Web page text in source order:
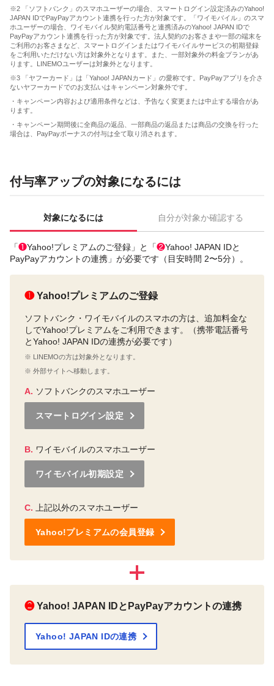
※2 「ソフトバンク」のスマホユーザーの場合、スマートログイン設定済みのYahoo!
JAPAN IDでPayPayアカウント連携を行った方が対象です。「ワイモバイル」のスマ
ホユーザーの場合、ワイモバイル契約電話番号と連携済みのYahoo! JAPAN IDで
PayPayアカウント連携を行った方が対象です。法人契約のお客さまや一部の端末を
ご利用のお客さまなど、スマートログインまたはワイモバイルサービスの初期登録
をご利用いただけない方は対象外となります。また、一部対象外の料金プランがあ
ります。LINEMOユーザーは対象外となります。
※3 「ヤフーカード」は「Yahoo! JAPANカード」の愛称です。PayPayアプリを介さ
ないヤフーカードでのお支払いはキャンペーン対象外です。
・キャンペーン内容および適用条件などは、予告なく変更または中止する場合があ
ります。
・キャンペーン期間後に全商品の返品、一部商品の返品または商品の交換を行った
場合は、PayPayボーナスの付与は全て取り消されます。
付与率アップの対象になるには
対象になるには 自分が対象か確認する
「❶Yahoo!プレミアムのご登録」と「❷Yahoo! JAPAN IDと
PayPayアカウントの連携」が必要です（目安時間 2〜5分）。
❶ Yahoo!プレミアムのご登録
ソフトバンク・ワイモバイルのスマホの方は、追加料金な
しでYahoo!プレミアムをご利用できます。（携帯電話番号
とYahoo! JAPAN IDの連携が必要です）
※ LINEMOの方は対象外となります。
※ 外部サイトへ移動します。
A. ソフトバンクのスマホユーザー
スマートログイン設定
B. ワイモバイルのスマホユーザー
ワイモバイル初期設定
C. 上記以外のスマホユーザー
Yahoo!プレミアムの会員登録
❷ Yahoo! JAPAN IDとPayPayアカウントの連携
Yahoo! JAPAN IDの連携